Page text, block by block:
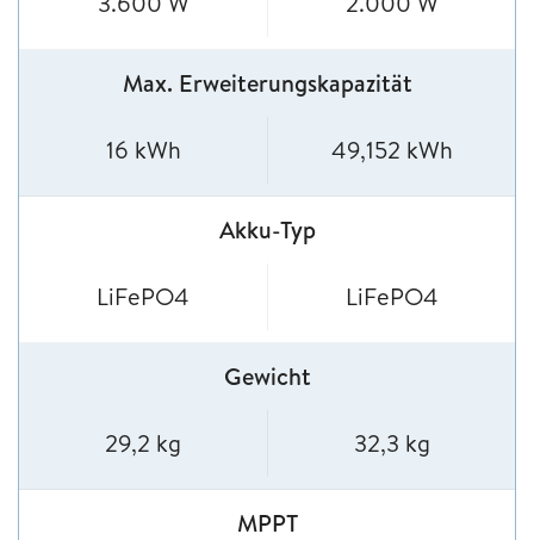
Max. Erweiterungskapazität
16 kWh 49,152 kWh
Akku-Typ
LiFePO4 LiFePO4
Gewicht
29,2 kg 32,3 kg
MPPT